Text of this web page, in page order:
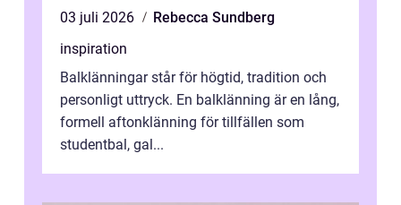
03 juli 2026
Rebecca Sundberg
inspiration
Balklänningar står för högtid, tradition och
personligt uttryck. En balklänning är en lång,
formell aftonklänning för tillfällen som
studentbal, gal...